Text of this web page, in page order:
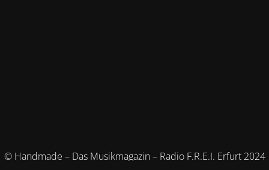
© Handmade – Das Musikmagazin – Radio F.R.E.I. Erfurt 2024